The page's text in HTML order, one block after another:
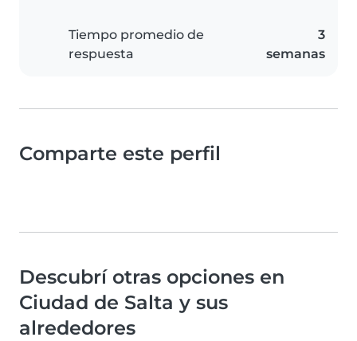
Tiempo promedio de
respuesta
3
semanas
Comparte este perfil
Descubrí otras opciones en
Ciudad de Salta y sus
alrededores